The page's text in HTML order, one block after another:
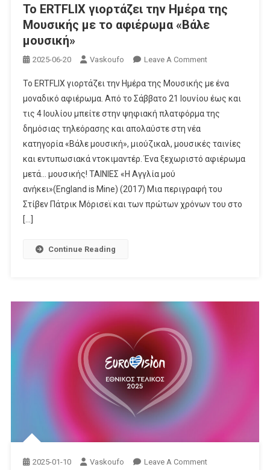
Το ERTFLIX γιορτάζει την Ημέρα της
Μουσικής με το αφιέρωμα «Βάλε
μουσική»
2025-06-20 Vaskoufo Leave A CommentOn
ERTFLIX
Γιορτάζει
Την
Της
Μουσικής
Το ERTFLIX γιορτάζει την Ημέρα της Μουσικής με ένα
μοναδικό αφιέρωμα. Από το Σάββατο 21 Ιουνίου έως και
τις 4 Ιουλίου μπείτε στην ψηφιακή πλατφόρμα της
δημόσιας τηλεόρασης και απολαύστε στη νέα
κατηγορία «Βάλε μουσική», μιούζικαλ, μουσικές ταινίες
και εντυπωσιακά ντοκιμαντέρ. Ένα ξεχωριστό αφιέρωμα
μετά… μουσικής! ΤΑΙΝΙΕΣ «Η Αγγλία μού
ανήκει»(England is Mine) (2017) Μια περιγραφή του
Στίβεν Πάτρικ Μόρισεϊ και των πρώτων χρόνων του στο
[…]
Continue Reading
2025-01-10 Vaskoufo Leave A CommentOn